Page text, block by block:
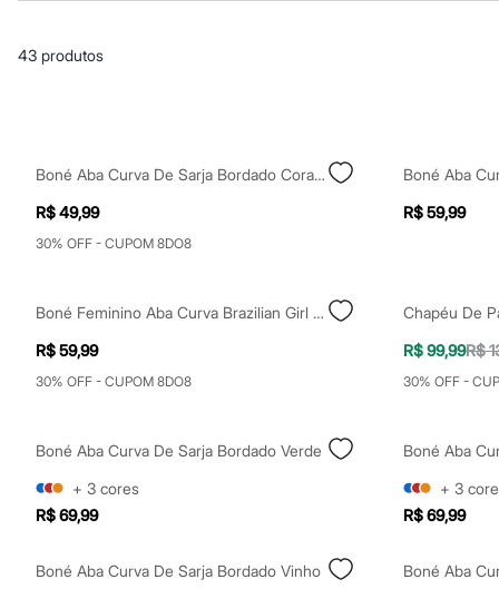
Casacos e Jaquetas
Macacões
Saias
Bonés e Chapéus
Bijoux
Cintos
Óculos
Relógios
Chinelos
Rasteirinhas
Sandálias
Tênis
Clock House
Sawary
Yessica
Moda esportiva
Blusas
43 produtos
Boné Aba Curva De Sarja Bordado Corações Off White
R$ 49,99
30% OFF - CUPOM 8DO8
Boné Aba
R$ 59,99
Boné Feminino Aba Curva Brazilian Girl Amarelo
R$ 59,99
30% OFF - CUPOM 8DO8
Chapéu De
R$ 99,99R$
30% OFF -
Boné Aba Curva De Sarja Bordado Verde
+ 3 cores
R$ 69,99
Boné Aba
+ 3
R$ 69,99
Boné Aba Curva De Sarja Bordado Vinho